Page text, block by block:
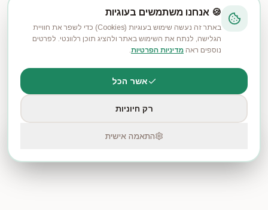
עקבו אחרי ההזמנות שלכם
🍪 אנחנו משתמשים בעוגיות
באתר זה נעשה שימוש בעוגיות (Cookies) כדי לשפר את חוויית
הגלישה, לנתח את השימוש באתר ולהציג תוכן רלוונטי. לפרטים
נוספים ראה מדיניות הפרטיות.
אשר הכל
רק חיוניות
התאמה אישית